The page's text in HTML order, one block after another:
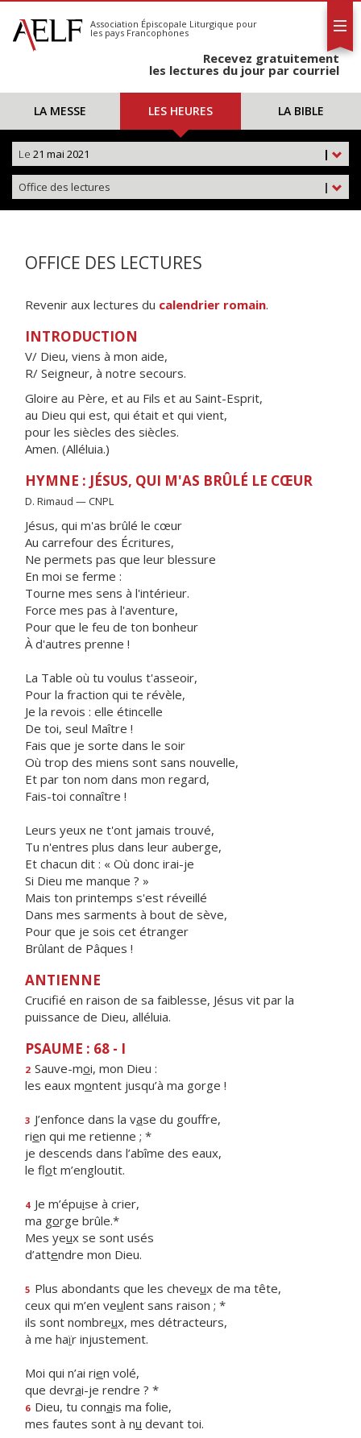
S'abonner
Calendrier
Association Épiscopale Liturgique pour
les pays Francophones
Recevez gratuitement
les lectures du jour par courriel
LA MESSE LES HEURES LA BIBLE
|
Le 21 mai 2021
|
Office des lectures
OFFICE DES LECTURES
Revenir aux lectures du calendrier romain.
INTRODUCTION
V/ Dieu, viens à mon aide,
R/ Seigneur, à notre secours.
Gloire au Père, et au Fils et au Saint-Esprit,
au Dieu qui est, qui était et qui vient,
pour les siècles des siècles.
Amen. (Alléluia.)
HYMNE : JÉSUS, QUI M'AS BRÛLÉ LE CŒUR
D. Rimaud — CNPL
Jésus, qui m'as brûlé le cœur
Au carrefour des Écritures,
Ne permets pas que leur blessure
En moi se ferme :
Tourne mes sens à l'intérieur.
Force mes pas à l'aventure,
Pour que le feu de ton bonheur
À d'autres prenne !
La Table où tu voulus t'asseoir,
Pour la fraction qui te révèle,
Je la revois : elle étincelle
De toi, seul Maître !
Fais que je sorte dans le soir
Où trop des miens sont sans nouvelle,
Et par ton nom dans mon regard,
Fais-toi connaître !
Leurs yeux ne t'ont jamais trouvé,
Tu n'entres plus dans leur auberge,
Et chacun dit : « Où donc irai-je
Si Dieu me manque ? »
Mais ton printemps s'est réveillé
Dans mes sarments à bout de sève,
Pour que je sois cet étranger
Brûlant de Pâques !
ANTIENNE
Crucifié en raison de sa faiblesse, Jésus vit par la
puissance de Dieu, alléluia.
PSAUME : 68 - I
2 Sauve-moi, mon Dieu :
les eaux montent jusqu’à ma gorge !
3 J’enfonce dans la vase du gouffre,
rien qui me retienne ; *
je descends dans l’abîme des eaux,
le flot m’engloutit.
4 Je m’épuise à crier,
ma gorge brûle.*
Mes yeux se sont usés
d’attendre mon Dieu.
5 Plus abondants que les cheveux de ma tête,
ceux qui m’en veulent sans raison ; *
ils sont nombreux, mes détracteurs,
à me haïr injustement.
Moi qui n’ai rien volé,
que devrai-je rendre ? *
6 Dieu, tu connais ma folie,
mes fautes sont à nu devant toi.